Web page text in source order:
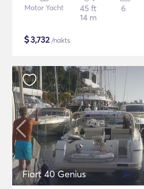
Motor Yacht
45 ft
14 m
6
$3,732/nakts
Fiart 40 Genius